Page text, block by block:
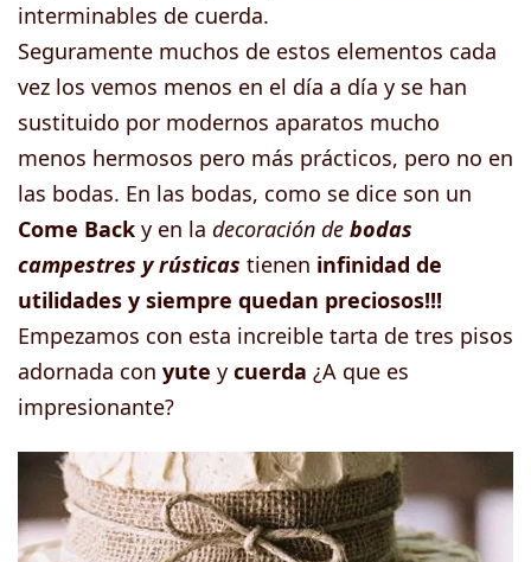
interminables de cuerda.
Seguramente muchos de estos elementos cada
vez los vemos menos en el día a día y se han
sustituido por modernos aparatos mucho
menos hermosos pero más prácticos, pero no en
las bodas. En las bodas, como se dice son un
Come Back y en la decoración de bodas
campestres y rústicas tienen infinidad de
utilidades y siempre quedan preciosos!!!
Empezamos con esta increible tarta de tres pisos
adornada con yute y cuerda ¿A que es
impresionante?